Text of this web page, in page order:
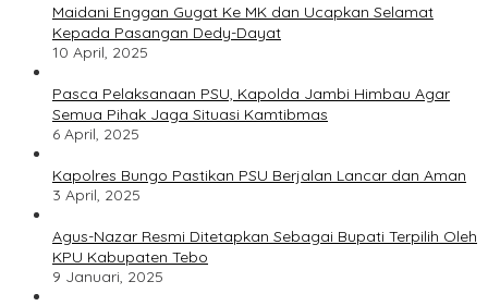
Maidani Enggan Gugat Ke MK dan Ucapkan Selamat
Kepada Pasangan Dedy-Dayat
10 April, 2025
Pasca Pelaksanaan PSU, Kapolda Jambi Himbau Agar
Semua Pihak Jaga Situasi Kamtibmas
6 April, 2025
Kapolres Bungo Pastikan PSU Berjalan Lancar dan Aman
3 April, 2025
Agus-Nazar Resmi Ditetapkan Sebagai Bupati Terpilih Oleh
KPU Kabupaten Tebo
9 Januari, 2025